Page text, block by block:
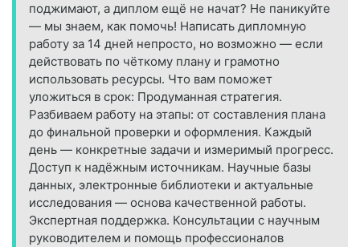
поджимают, а диплом ещё не начат? Не паникуйте
— мы знаем, как помочь! Написать дипломную
работу за 14 дней непросто, но возможно — если
действовать по чёткому плану и грамотно
использовать ресурсы. Что вам поможет
уложиться в срок: Продуманная стратегия.
Разбиваем работу на этапы: от составления плана
до финальной проверки и оформления. Каждый
день — конкретные задачи и измеримый прогресс.
Доступ к надёжным источникам. Научные базы
данных, электронные библиотеки и актуальные
исследования — основа качественной работы.
Экспертная поддержка. Консультации с научным
руководителем и помощь профессионалов